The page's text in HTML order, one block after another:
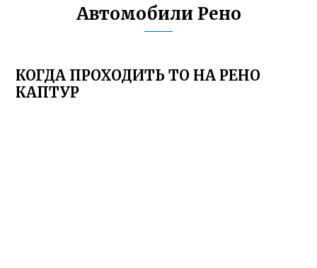
Автомобили Рено
КОГДА ПРОХОДИТЬ ТО НА РЕНО
КАПТУР